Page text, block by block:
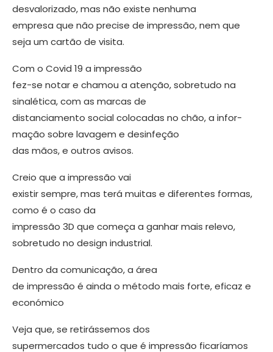
desvalorizado, mas não existe nenhuma
empresa que não precise de impressão, nem que
seja um cartão de visita.
Com o Covid 19 a impressão
fez-se no­tar e chamou a atenção, sobretudo na
sinalética, com as marcas de
distancia­mento social colocadas no chão, a infor­
mação sobre lavagem e desinfeção
das mãos, e outros avisos.
Creio que a impressão vai
existir sem­pre, mas terá muitas e diferentes formas,
como é o caso da
impressão 3D que co­meça a ganhar mais relevo,
sobretudo no design industrial.
Dentro da comunicação, a área
de impressão é ainda o método mais forte, eficaz e
económico
Veja que, se retirássemos dos
super­mercados tudo o que é impressão fica­ríamos